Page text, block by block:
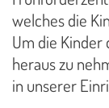
welches die
Um die Kinder
heraus zu
in unserer